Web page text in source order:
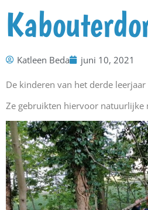
Katleen Beda juni 10, 2021
De kinderen van het derde
Ze gebruikten hiervoor natuurlijke